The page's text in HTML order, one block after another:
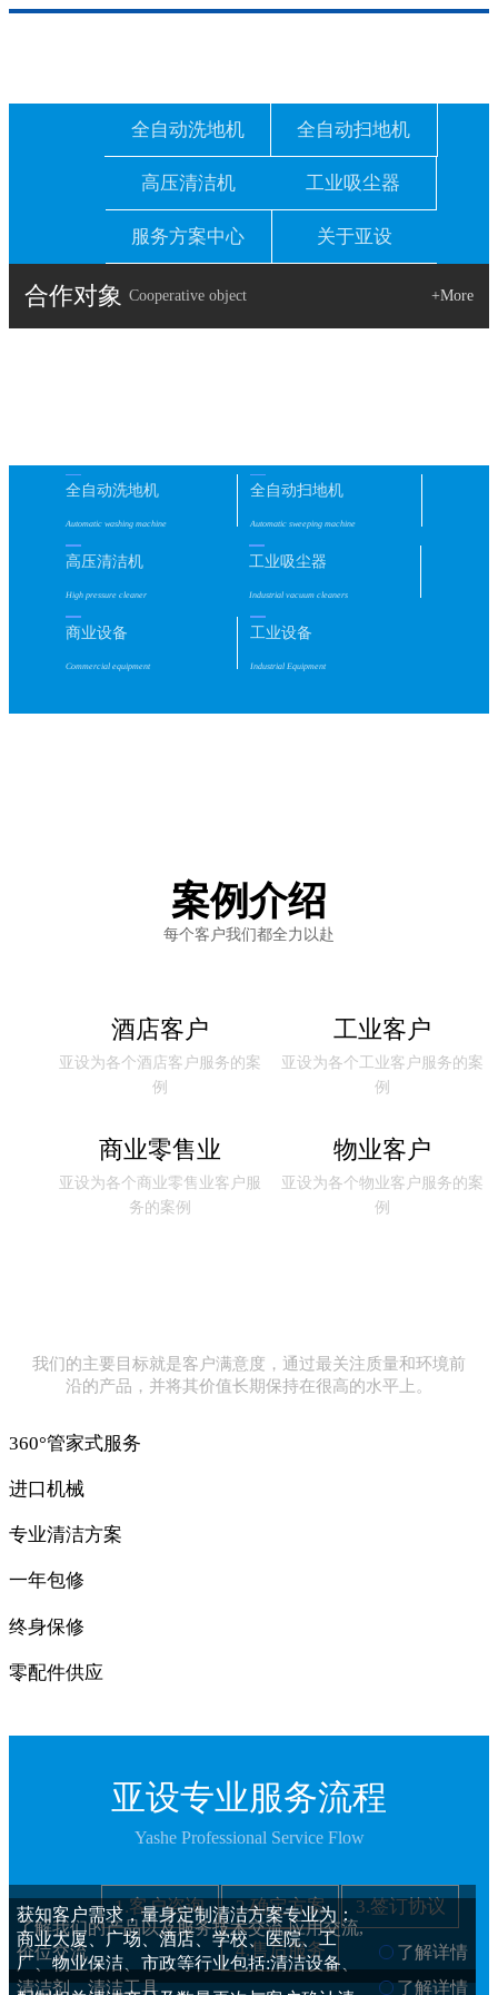
全自动洗地机 全自动扫地机
高压清洁机 工业吸尘器
服务方案中心 关于亚设
合作对象 Cooperative object +More
全自动洗地机
Automatic washing machine
全自动扫地机
Automatic sweeping machine
高压清洁机
High pressure cleaner
工业吸尘器
Industrial vacuum cleaners
商业设备
Commercial equipment
工业设备
Industrial Equipment
案例介绍
每个客户我们都全力以赴
酒店客户
亚设为各个酒店客户服务的案
例
工业客户
亚设为各个工业客户服务的案
例
商业零售业
亚设为各个商业零售业客户服
务的案例
物业客户
亚设为各个物业客户服务的案
例
我们的主要目标就是客户满意度，通过最关注质量和环境前
沿的产品，并将其价值长期保持在很高的水平上。
360°管家式服务
进口机械
专业清洁方案
一年包修
终身保修
零配件供应
亚设专业服务流程
Yashe Professional Service Flow
1.客户咨询 2.确定方案 3.签订协议
4.售后服务
了解我们的产品以及服务技术交流,应用交流,
价位交流
了解详情
获知客户需求，量身定制清洁方案专业为：
商业大厦、广场、酒店、学校、医院、工
厂、物业保洁、市政等行业包括:清洁设备、
清洁剂、清洁工具
了解详情